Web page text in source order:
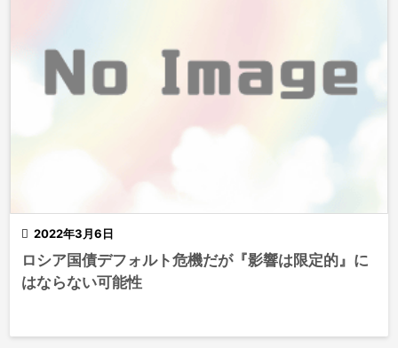
 2022年3月6日
ロシア国債デフォルト危機だが『影響は限定的』に
はならない可能性